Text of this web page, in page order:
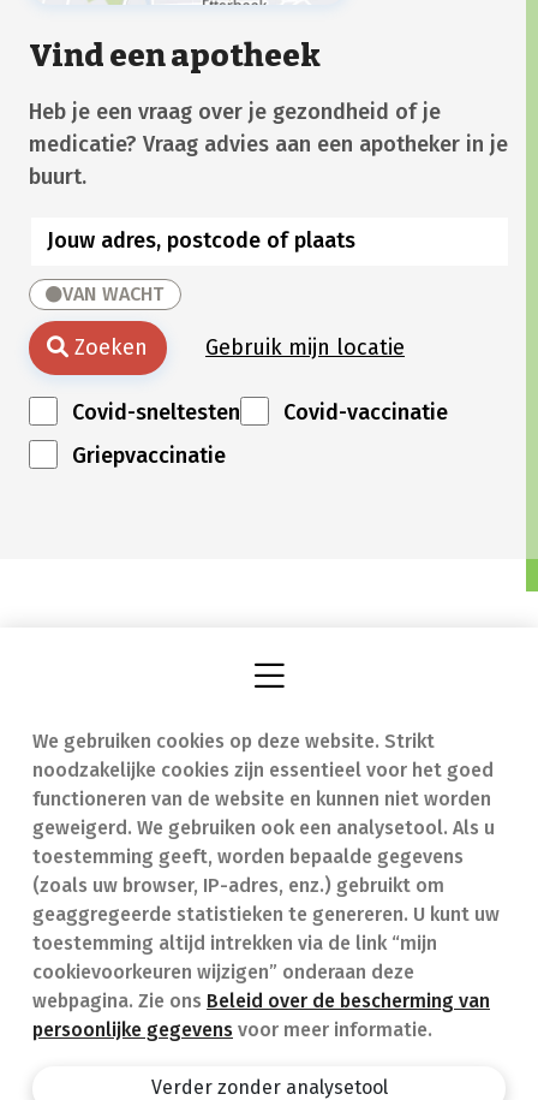
We gebruiken cookies op deze website. Strikt
noodzakelijke cookies zijn essentieel voor het goed
functioneren van de website en kunnen niet worden
geweigerd. We gebruiken ook een analysetool. Als u
toestemming geeft, worden bepaalde gegevens
(zoals uw browser, IP-adres, enz.) gebruikt om
geaggregeerde statistieken te genereren. U kunt uw
toestemming altijd intrekken via de link “mijn
cookievoorkeuren wijzigen” onderaan deze
webpagina. Zie ons Beleid over de bescherming van
persoonlijke gegevens voor meer informatie.
Verder zonder analysetool
Vind een apotheek
Heb je een vraag over je gezondheid of je
medicatie? Vraag advies aan een apotheker in je
buurt.
VAN WACHT
Zoeken Gebruik mijn locatie
Covid-sneltesten
Covid-vaccinatie
Griepvaccinatie
Vind een apotheek
Onze expertise
Ziekten
Geneesmiddelen
In geval van nood
Contact
Veelgestelde vragen
(FAQ)
Apotheek.be Privacy policy